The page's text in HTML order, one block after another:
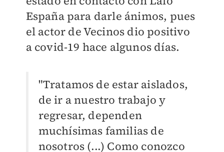
España para darle ánimos, pues
el actor de Vecinos dio positivo
a covid-19 hace algunos días.
"Tratamos de estar aislados,
de ir a nuestro trabajo y
regresar, dependen
muchísimas familias de
nosotros (...) Como conozco